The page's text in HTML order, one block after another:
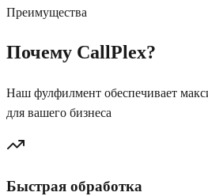
Преимущества
Почему CallPlex?
Наш фулфилмент обеспечивает
для вашего бизнеса
Быстрая обработка